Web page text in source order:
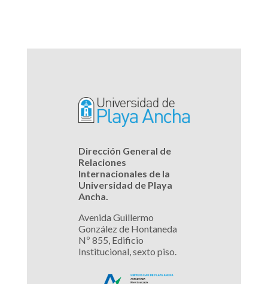
Dirección General de
Relaciones
Internacionales de la
Universidad de Playa
Ancha.
Avenida Guillermo
González de Hontaneda
Nº 855, Edificio
Institucional, sexto piso.